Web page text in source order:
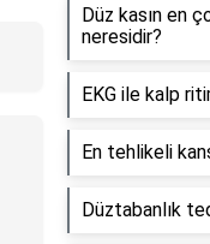
Düz kasın en
neresidir?
EKG ile kalp
En tehlikeli
Düztabanlık